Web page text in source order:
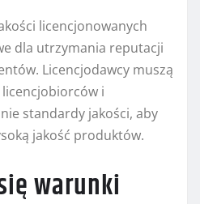
licencjonowanych
dla utrzymania reputacji
Licencjodawcy muszą
i
standardy jakości, aby
jakość produktów.
warunki